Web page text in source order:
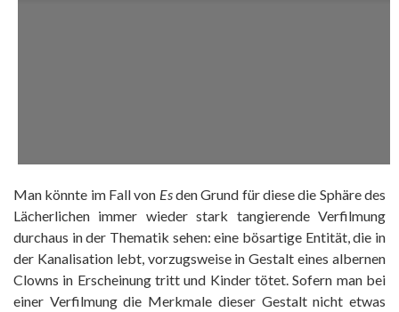
Man könnte im Fall von Esden Grund für diese die Sphäre des
Lächerlichen immer wieder stark tangierende Verfilmung
durchaus in der Thematik sehen: eine bösartige Entität, die in
der Kanalisation lebt, vorzugsweise in Gestalt eines albernen
Clowns in Erscheinung tritt und Kinder tötet. Sofern man bei
einer Verfilmung die Merkmale dieser Gestalt nicht etwas